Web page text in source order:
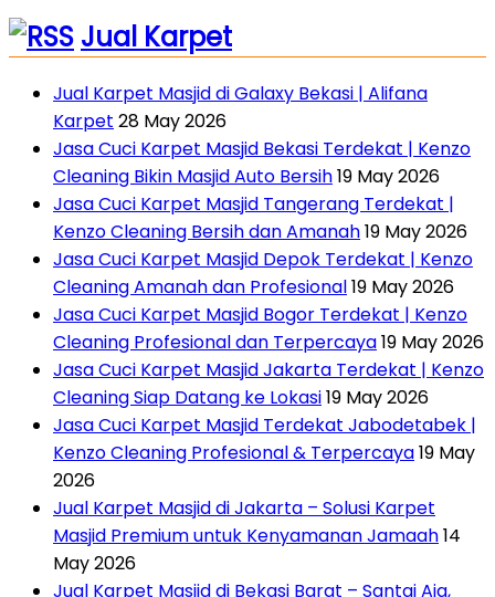
Jual Karpet
Jual Karpet Masjid di Galaxy Bekasi | Alifana
Karpet 28 May 2026
Jasa Cuci Karpet Masjid Bekasi Terdekat | Kenzo
Cleaning Bikin Masjid Auto Bersih19 May 2026
Jasa Cuci Karpet Masjid Tangerang Terdekat |
Kenzo Cleaning Bersih dan Amanah19 May 2026
Jasa Cuci Karpet Masjid Depok Terdekat | Kenzo
Cleaning Amanah dan Profesional19 May 2026
Jasa Cuci Karpet Masjid Bogor Terdekat | Kenzo
Cleaning Profesional dan Terpercaya19 May 2026
Jasa Cuci Karpet Masjid Jakarta Terdekat | Kenzo
Cleaning Siap Datang ke Lokasi19 May 2026
Jasa Cuci Karpet Masjid Terdekat Jabodetabek |
Kenzo Cleaning Profesional & Terpercaya19 May
2026
Jual Karpet Masjid di Jakarta – Solusi Karpet
Masjid Premium untuk Kenyamanan Jamaah14
May 2026
Jual Karpet Masjid di Bekasi Barat – Santai Aja,